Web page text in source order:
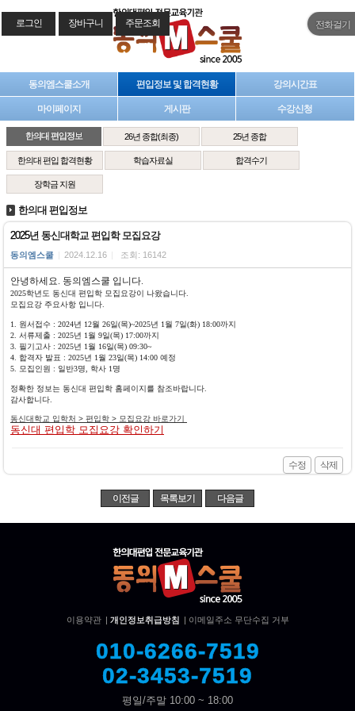
전화걸기
동의엠스쿨소개 편입정보 및 합격현황 강의시간표
마이페이지 게시판 수강신청
한의대 편입정보 26년 종합(최종) 25년 종합
한의대 편입 합격현황 학습자료실 합격수기
장학금 지원
한의대 편입정보
2025년 동신대학교 편입학 모집요강
동의엠스쿨 2024.12.16 조회: 16142
안녕하세요. 동의엠스쿨 입니다.
2025학년도 동신대 편입학 모집요강이 나왔습니다.
모집요강 주요사항 입니다.
1. 원서접수 : 2024년 12월 26일(목)~2025년 1월 7일(화) 18:00까지
2. 서류제출 : 2025년 1월 9일(목) 17:00까지
3. 필기고사 : 2025년 1월 16일(목) 09:30~
4. 합격자 발표 : 2025년 1월 23일(목) 14:00 예정
5. 모집인원 : 일반3명, 학사 1명
정확한 정보는 동신대 편입학 홈페이지를 참조바랍니다.
감사합니다.
동신대학교 입학처 > 편입학 > 모집요강 바로가기
동신대 편입학 모집요강 확인하기
수정 삭제
이전글 목록보기 다음글
이용약관 | 개인정보취급방침 | 이메일주소 무단수집 거부
010-6266-7519
02-3453-7519
평일/주말 10:00 ~ 18:00
로그인 장바구니 주문조회